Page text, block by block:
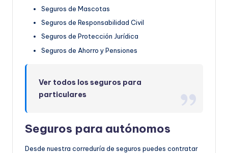
Seguros de Mascotas
Seguros de Responsabilidad Civil
Seguros de Protección Jurídica
Seguros de Ahorro y Pensiones
Ver todos los seguros para
particulares
Seguros para autónomos
Desde nuestra correduría de seguros puedes contratar